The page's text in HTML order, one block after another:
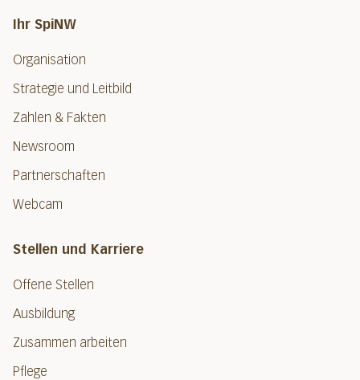
Ihr SpiNW
Organisation
Strategie und Leitbild
Zahlen & Fakten
Newsroom
Partnerschaften
Webcam
Stellen und Karriere
Offene Stellen
Ausbildung
Zusammen arbeiten
Pflege